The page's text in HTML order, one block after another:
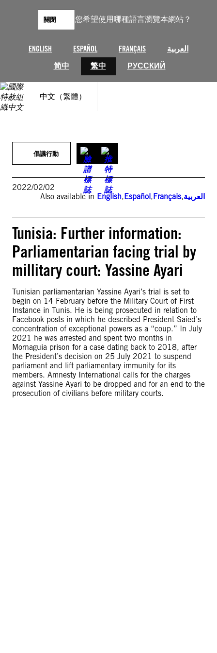
您希望使用哪種語言瀏覽本網站？
ENGLISH ESPAÑOL FRANÇAIS
العربية
简中
繁中 РУССКИЙ
關閉
中文（繁體）
倡議行動
2022/02/02
Also available in English,Español,Français,العربية
Tunisia: Further information:
Parliamentarian facing trial by
millitary court: Yassine Ayari
Tunisian parliamentarian Yassine Ayari’s trial is set to
begin on 14 February before the Military Court of First
Instance in Tunis. He is being prosecuted in relation to
Facebook posts in which he described President Saied’s
concentration of exceptional powers as a “coup.” In July
2021 he was arrested and spent two months in
Mornaguia prison for a case dating back to 2018, after
the President’s decision on 25 July 2021 to suspend
parliament and lift parliamentary immunity for its
members. Amnesty International calls for the charges
against Yassine Ayari to be dropped and for an end to the
prosecution of civilians before military courts.